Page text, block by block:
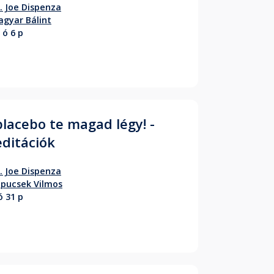
Joe Dispenza
Bálint
ó 6 p
te magad légy! -
Joe Dispenza
Vilmos
31 p